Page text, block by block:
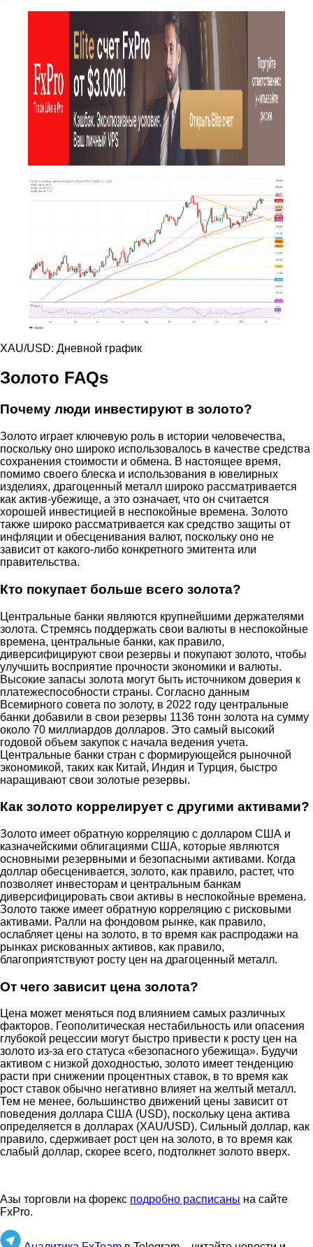
XAU/USD: Дневной график
Золото FAQs
Почему люди инвестируют в золото?
Золото играет ключевую роль в истории человечества,
поскольку оно широко использовалось в качестве средства
сохранения стоимости и обмена. В настоящее время,
помимо своего блеска и использования в ювелирных
изделиях, драгоценный металл широко рассматривается
как актив-убежище, а это означает, что он считается
хорошей инвестицией в неспокойные времена. Золото
также широко рассматривается как средство защиты от
инфляции и обесценивания валют, поскольку оно не
зависит от какого-либо конкретного эмитента или
правительства.
Кто покупает больше всего золота?
Центральные банки являются крупнейшими держателями
золота. Стремясь поддержать свои валюты в неспокойные
времена, центральные банки, как правило,
диверсифицируют свои резервы и покупают золото, чтобы
улучшить восприятие прочности экономики и валюты.
Высокие запасы золота могут быть источником доверия к
платежеспособности страны. Согласно данным
Всемирного совета по золоту, в 2022 году центральные
банки добавили в свои резервы 1136 тонн золота на сумму
около 70 миллиардов долларов. Это самый высокий
годовой объем закупок с начала ведения учета.
Центральные банки стран с формирующейся рыночной
экономикой, таких как Китай, Индия и Турция, быстро
наращивают свои золотые резервы.
Как золото коррелирует с другими активами?
Золото имеет обратную корреляцию с долларом США и
казначейскими облигациями США, которые являются
основными резервными и безопасными активами. Когда
доллар обесценивается, золото, как правило, растет, что
позволяет инвесторам и центральным банкам
диверсифицировать свои активы в неспокойные времена.
Золото также имеет обратную корреляцию с рисковыми
активами. Ралли на фондовом рынке, как правило,
ослабляет цены на золото, в то время как распродажи на
рынках рискованных активов, как правило,
благоприятствуют росту цен на драгоценный металл.
От чего зависит цена золота?
Цена может меняться под влиянием самых различных
факторов. Геополитическая нестабильность или опасения
глубокой рецессии могут быстро привести к росту цен на
золото из-за его статуса «безопасного убежища». Будучи
активом с низкой доходностью, золото имеет тенденцию
расти при снижении процентных ставок, в то время как
рост ставок обычно негативно влияет на желтый металл.
Тем не менее, большинство движений цены зависит от
поведения доллара США (USD), поскольку цена актива
определяется в долларах (XAU/USD). Сильный доллар, как
правило, сдерживает рост цен на золото, в то время как
слабый доллар, скорее всего, подтолкнет золото вверх.
Азы торговли на форекс подробно расписаны на сайте
FxPro.